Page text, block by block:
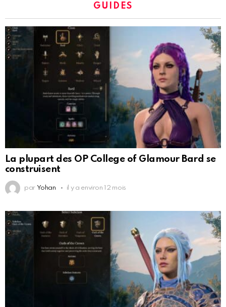
GUIDES
La plupart des OP College of Glamour Bard se
construisent
par Yohan il y a environ 12 mois